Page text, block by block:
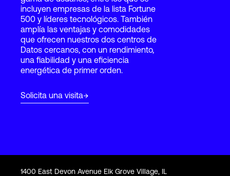
Login
incluyen empresas de la lista Fortune
500 y líderes tecnológicos. También
amplía las ventajas y comodidades
que ofrecen nuestros dos centros de
Datos cercanos, con un rendimiento,
una fiabilidad y una eficiencia
energética de primer orden.
Solicita una visita
1400 East Devon Avenue Elk Grove Village, IL